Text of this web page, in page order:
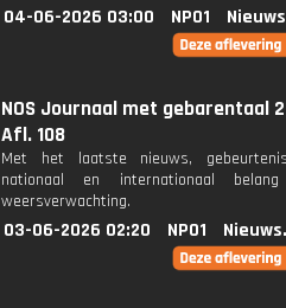
04-06-2026 03:00 NPO1
NOS Journaal met gebarentaal
Afl. 108
Met het laatste nieuws,
nationaal en internationaal
weersverwachting.
03-06-2026 02:20 NPO1